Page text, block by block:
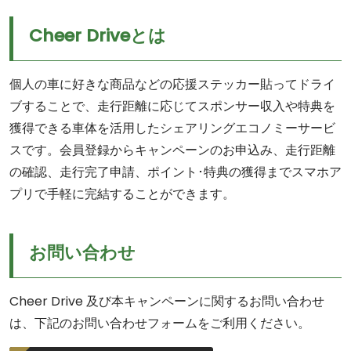
Cheer Driveとは
個人の車に好きな商品などの応援ステッカー貼ってドライ
ブすることで、走行距離に応じてスポンサー収入や特典を
獲得できる車体を活用したシェアリングエコノミーサービ
スです。会員登録からキャンペーンのお申込み、走行距離
の確認、走行完了申請、ポイント･特典の獲得までスマホア
プリで手軽に完結することができます。
お問い合わせ
Cheer Drive 及び本キャンペーンに関するお問い合わせ
は、下記のお問い合わせフォームをご利用ください。